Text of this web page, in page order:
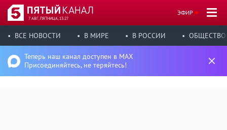
7 АВГ, ПЯТНИЦА, 13:27
ЭФИР
ВСЕ НОВОСТИ В МИРЕ В РОССИИ ОБЩЕСТВО
Теперь наш канал доступен в MAX
Присоединяйтесь, не теряйтесь!